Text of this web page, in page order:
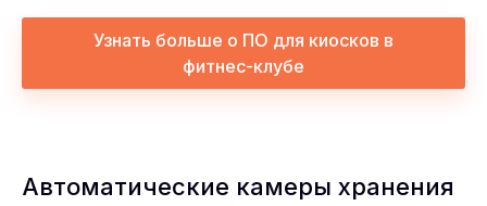
Узнать больше о ПО для киосков в
фитнес-клубе
Автоматические камеры хранения